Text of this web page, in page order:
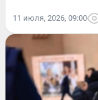
11 июля, 2026, 09:00